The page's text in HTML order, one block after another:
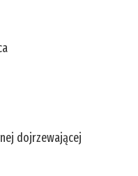
dojrzewającej